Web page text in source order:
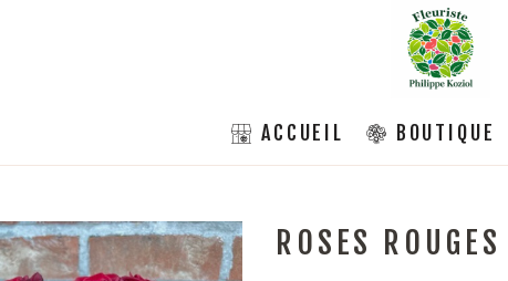
ACCUEIL BOUTIQUE
ROSES ROUGES